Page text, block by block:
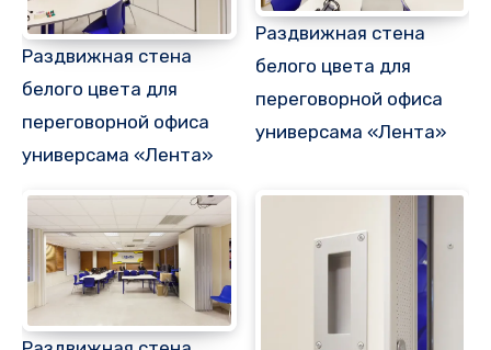
Раздвижная стена
белого цвета для
переговорной офиса
универсама «Лента»
Раздвижная стена
белого цвета для
переговорной офиса
универсама «Лента»